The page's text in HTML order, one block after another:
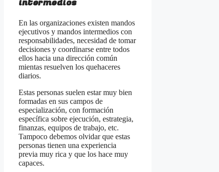
En las organizaciones existen mandos
ejecutivos y mandos intermedios con
responsabilidades, necesidad de tomar
decisiones y coordinarse entre todos
ellos hacia una dirección común
mientas resuelven los quehaceres
diarios.
Estas personas suelen estar muy bien
formadas en sus campos de
especialización, con formación
específica sobre ejecución, estrategia,
finanzas, equipos de trabajo, etc.
Tampoco debemos olvidar que estas
personas tienen una experiencia
previa muy rica y que los hace muy
capaces.